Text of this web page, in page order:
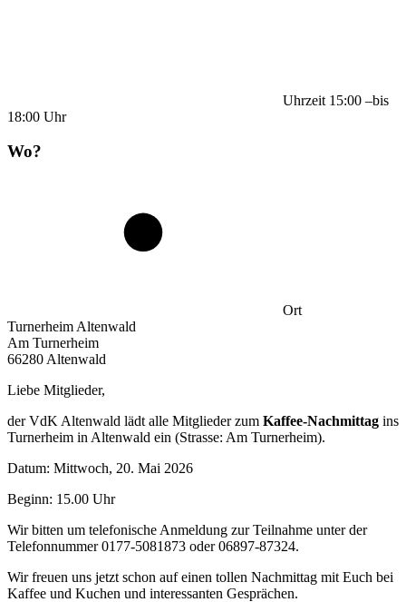
Uhrzeit 15:00 –bis
18:00 Uhr
Wo?
Ort
Turnerheim Altenwald
Am Turnerheim
66280 Altenwald
Liebe Mitglieder,
der VdK Altenwald lädt alle Mitglieder zum Kaffee-Nachmittag ins
Turnerheim in Altenwald ein (Strasse: Am Turnerheim).
Datum: Mittwoch, 20. Mai 2026
Beginn: 15.00 Uhr
Wir bitten um telefonische Anmeldung zur Teilnahme unter der
Telefonnummer 0177-5081873 oder 06897-87324.
Wir freuen uns jetzt schon auf einen tollen Nachmittag mit Euch bei
Kaffee und Kuchen und interessanten Gesprächen.